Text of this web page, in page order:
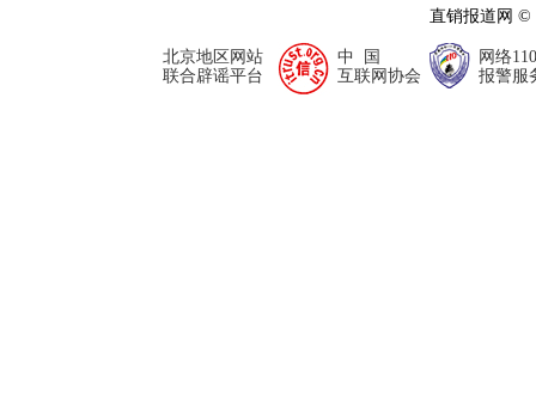
直销报道网
北京地区网站
联合辟谣平台
中 国
互联网协会
网络110
报警服